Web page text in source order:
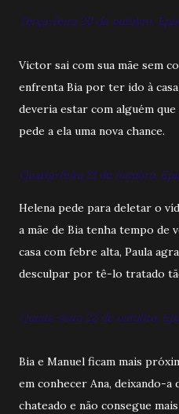
Terça-feira 20 de outubro.
Victor sai com sua mãe sem
enfrenta Bia por ter ido à casa
deveria estar com alguém que
pede a ela uma nova chance.
Quarta-feira 21 de outubro.
Helena pede para deletar o
a mãe de Bia tenha tempo de
casa com febre alta, Paula
desculpar por tê-lo tratado
Quinta-feira 22 de outubro.
Bia e Manuel ficam mais
em conhecer Ana, deixando-
chateado e não consegue